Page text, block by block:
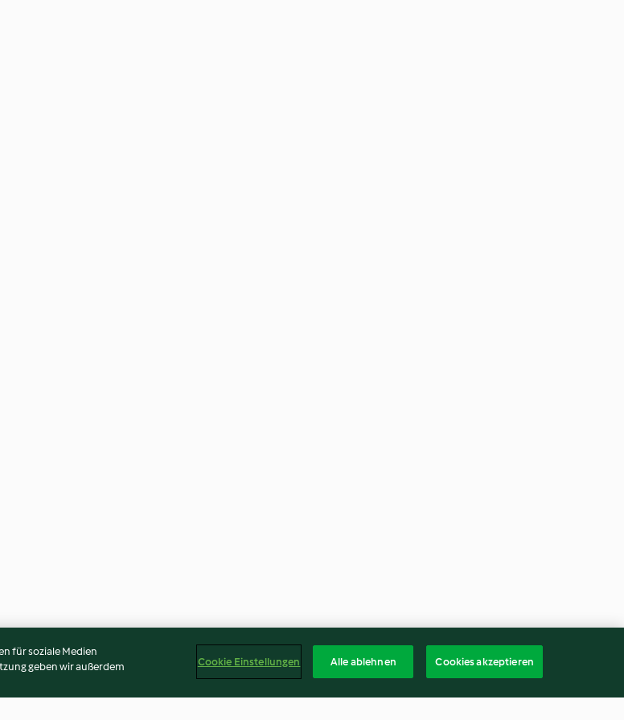
für soziale Medien
geben wir außerdem
Cookie Einstellungen Alle ablehnen Cookies akzeptieren